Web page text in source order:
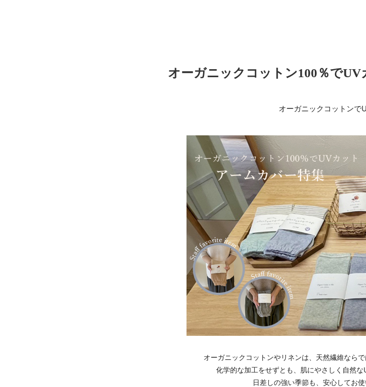
オーガニックコットン100％で
オーガニックコットンで
オーガニックコットンやリネンは、天然繊維なら
化学的な加工をせずとも、肌にやさしく自然な
日差しの強い季節も、安心してお使